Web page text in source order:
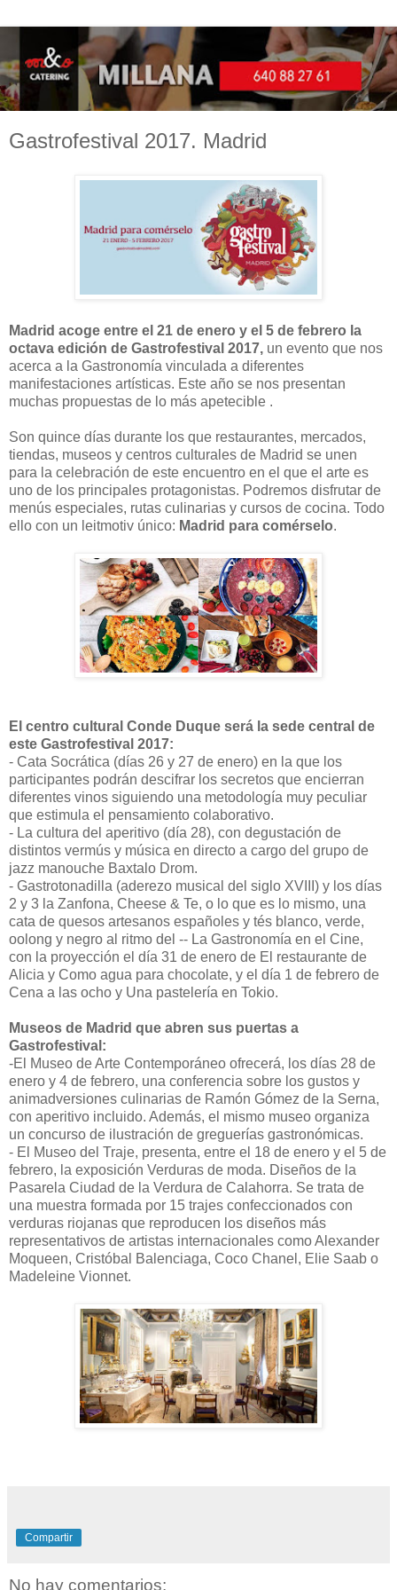
Gastrofestival 2017. Madrid
Madrid acoge entre el 21 de enero y el 5 de febrero la
octava edición de Gastrofestival 2017, un evento que nos
acerca a la Gastronomía vinculada a diferentes
manifestaciones artísticas. Este año se nos presentan
muchas propuestas de lo más apetecible .
Son quince días durante los que restaurantes, mercados,
tiendas, museos y centros culturales de Madrid se unen
para la celebración de este encuentro en el que el arte es
uno de los principales protagonistas. Podremos disfrutar de
menús especiales, rutas culinarias y cursos de cocina. Todo
ello con un leitmotiv único: Madrid para comérselo.
El centro cultural Conde Duque será la sede central de
este Gastrofestival 2017:
- Cata Socrática (días 26 y 27 de enero) en la que los
participantes podrán descifrar los secretos que encierran
diferentes vinos siguiendo una metodología muy peculiar
que estimula el pensamiento colaborativo.
- La cultura del aperitivo (día 28), con degustación de
distintos vermús y música en directo a cargo del grupo de
jazz manouche Baxtalo Drom.
- Gastrotonadilla (aderezo musical del siglo XVIII) y los días
2 y 3 la Zanfona, Cheese & Te, o lo que es lo mismo, una
cata de quesos artesanos españoles y tés blanco, verde,
oolong y negro al ritmo del -- La Gastronomía en el Cine,
con la proyección el día 31 de enero de El restaurante de
Alicia y Como agua para chocolate, y el día 1 de febrero de
Cena a las ocho y Una pastelería en Tokio.
Museos de Madrid que abren sus puertas a
Gastrofestival:
-El Museo de Arte Contemporáneo ofrecerá, los días 28 de
enero y 4 de febrero, una conferencia sobre los gustos y
animadversiones culinarias de Ramón Gómez de la Serna,
con aperitivo incluido. Además, el mismo museo organiza
un concurso de ilustración de greguerías gastronómicas.
- El Museo del Traje, presenta, entre el 18 de enero y el 5 de
febrero, la exposición Verduras de moda. Diseños de la
Pasarela Ciudad de la Verdura de Calahorra. Se trata de
una muestra formada por 15 trajes confeccionados con
verduras riojanas que reproducen los diseños más
representativos de artistas internacionales como Alexander
Moqueen, Cristóbal Balenciaga, Coco Chanel, Elie Saab o
Madeleine Vionnet.
Compartir
No hay comentarios: